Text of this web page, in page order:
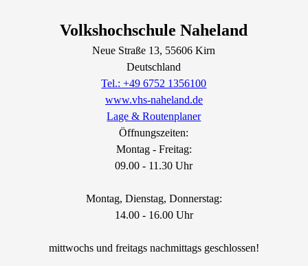
Volkshochschule Naheland
Neue Straße 13, 55606Kirn
Deutschland
Tel.: +49 6752 1356100
www.vhs-naheland.de
Lage & Routenplaner
Öffnungszeiten:
Montag - Freitag:
09.00 - 11.30 Uhr
Montag, Dienstag, Donnerstag:
14.00 - 16.00 Uhr
mittwochs und freitags nachmittags geschlossen!